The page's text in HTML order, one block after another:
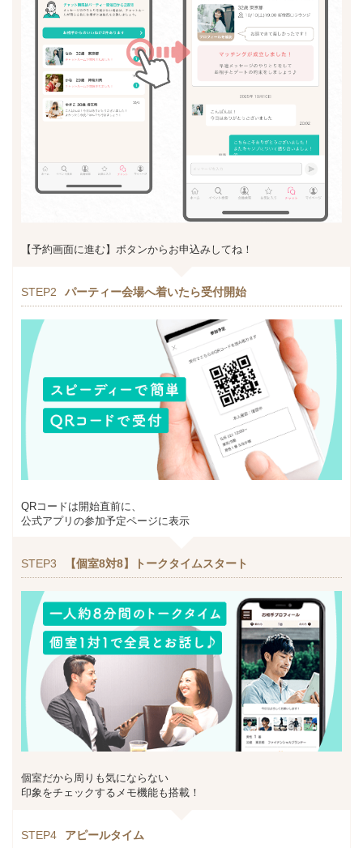
【予約画面に進む】ボタンからお申込みしてね！
STEP2 パーティー会場へ着いたら受付開始
QRコードは開始直前に、
公式アプリの参加予定ページに表示
STEP3 【個室8対8】トークタイムスタート
個室だから周りも気にならない
印象をチェックするメモ機能も搭載！
STEP4 アピールタイム